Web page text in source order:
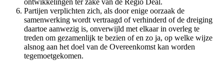
ontwikkelingen ter zake van de Regio Deal.
Partijen verplichten zich, als door enige oorzaak de
samenwerking wordt vertraagd of verhinderd of de dreiging
daartoe aanwezig is, onverwijld met elkaar in overleg te
treden om gezamenlijk te bezien of en zo ja, op welke wijze
alsnog aan het doel van de Overeenkomst kan worden
tegemoetgekomen.